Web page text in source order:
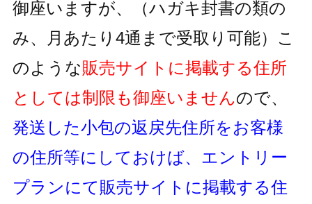
御座いますが、
（ハガキ封書の類の
み、月あたり4通まで受取り可能） こ
のような販売サイトに掲載する住所
としては制限も御座いませんので、
発送した小包の返戻先住所をお客様
の住所等にしておけば、 エントリー
プランにて販売サイトに掲載する住